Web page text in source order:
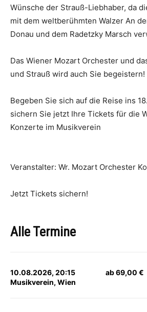
Wünsche der Strauß-Liebhaber, da
mit dem weltberühmten Walzer An
Donau und dem Radetzky Marsch
Das Wiener Mozart Orchester und
und Strauß wird auch Sie begeistern!
Begeben Sie sich auf die Reise ins
sichern Sie jetzt Ihre Tickets für die
Konzerte im Musikverein
Veranstalter: Wr. Mozart Orchester
Jetzt Tickets sichern!
Alle Termine
10.08.2026, 20:15
Musikverein, Wien
ab 69,00 €